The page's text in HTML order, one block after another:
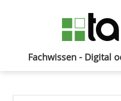
Fachwissen - Digital